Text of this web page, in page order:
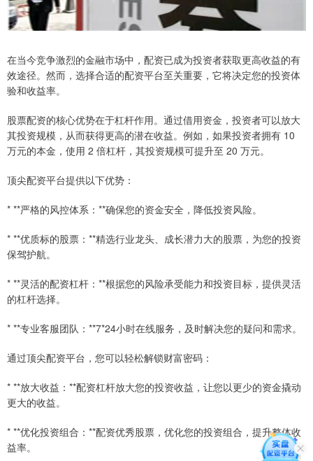
在当今竞争激烈的金融市场中，配资已成为投资者获取更高收益的有
效途径。然而，选择合适的配资平台至关重要，它将决定您的投资体
验和收益率。
股票配资的核心优势在于杠杆作用。通过借用资金，投资者可以放大
其投资规模，从而获得更高的潜在收益。例如，如果投资者拥有 10
万元的本金，使用 2 倍杠杆，其投资规模可提升至 20 万元。
顶尖配资平台提供以下优势：
* **严格的风控体系：**确保您的资金安全，降低投资风险。
* **优质标的股票：**精选行业龙头、成长潜力大的股票，为您的投资
保驾护航。
* **灵活的配资杠杆：**根据您的风险承受能力和投资目标，提供灵活
的杠杆选择。
* **专业客服团队：**7*24小时在线服务，及时解决您的疑问和需求。
通过顶尖配资平台，您可以轻松解锁财富密码：
* **放大收益：**配资杠杆放大您的投资收益，让您以更少的资金撬动
更大的收益。
* **优化投资组合：**配资优秀股票，优化您的投资组合，提升整体收
益率。